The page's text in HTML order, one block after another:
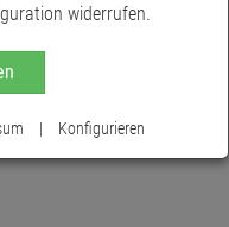
widerrufen.
| Konfigurieren